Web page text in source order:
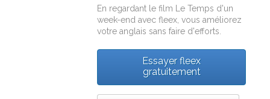
En regardant le film
Le Temps d'un
week-end avecfleex , vous améliorez
votre anglais sans faire d'efforts.
Essayer fleex
gratuitement